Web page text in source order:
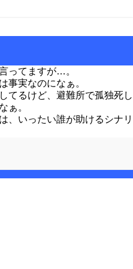
ってますが…。
事実なのになぁ。
てるけど、避難所で孤独死し
ぁ。
、いったい誰が助けるシナリ